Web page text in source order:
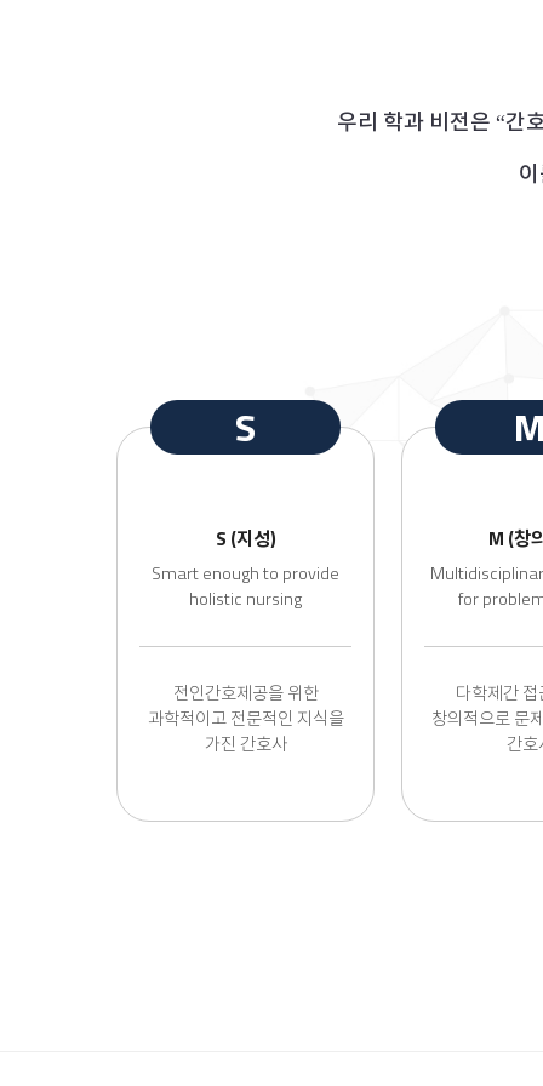
우리 학과 비전은 “간
S
S (지성)
Smart enough to provide
holistic nursing
전인간호제공을 위한
과학적이고 전문적인 지식을
가진 간호사
M (창
for
다학제간
창의적으로 문
간호